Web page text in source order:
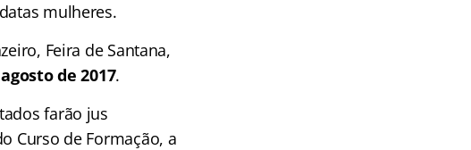
mulheres.
Feira de Santana,
de 2017.
farão jus
Curso de Formação, a